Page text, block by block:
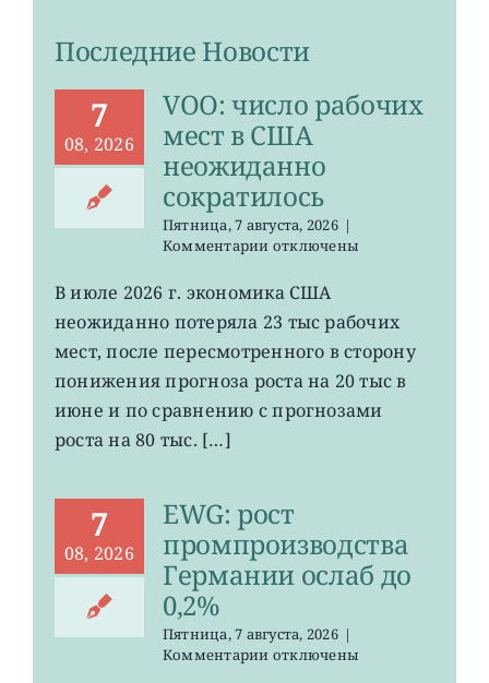
Последние Новости
7
08, 2026
VOO: число рабочих
мест в США
неожиданно
сократилось
Пятница, 7 августа, 2026 |
Комментариик
VOO:
рабочих
мест
США
неожиданно
отключены
В июле 2026 г. экономика США
неожиданно потеряла 23 тыс рабочих
мест, после пересмотренного в сторону
понижения прогноза роста на 20 тыс в
июне и по сравнению с прогнозами
роста на 80 тыс. […]
7
08, 2026
EWG: рост
промпроизводства
Германии ослаб до
0,2%
Пятница, 7 августа, 2026 |
Комментариикотключены